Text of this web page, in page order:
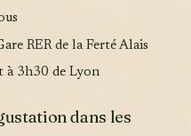
RER de la Ferté Alais
à 3h30 de Lyon
dans les